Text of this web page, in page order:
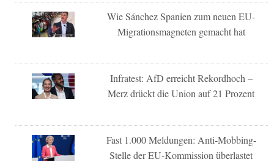
Wie Sánchez Spanien zum neuen EU-
Migrationsmagneten gemacht hat
Infratest: AfD erreicht Rekordhoch –
Merz drückt die Union auf 21 Prozent
Fast 1.000 Meldungen: Anti-Mobbing-
Stelle der EU-Kommission überlastet